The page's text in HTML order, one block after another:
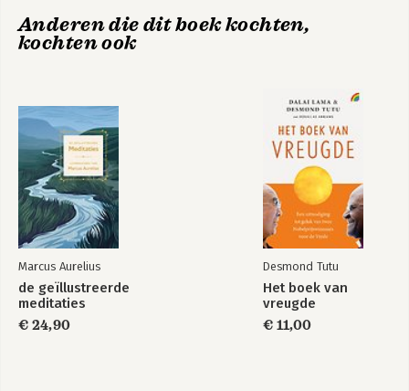
The Pleasures and
Sorrows of Work
Weg van liefde
Anderen die dit boek kochten,
kochten ook
Marcus Aurelius
de geïllustreerde
meditaties
€ 24,90
Desmond Tutu
Het boek van
vreugde
€ 11,00